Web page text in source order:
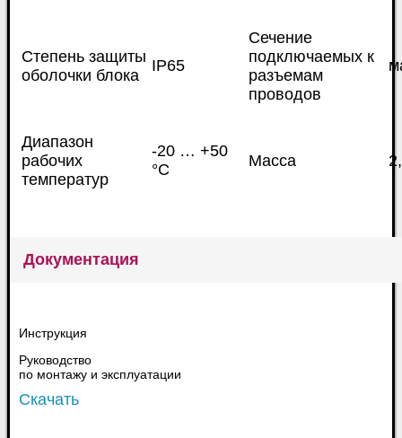
Степень защиты
оболочки блока
IP65
Сечение
подключаемых к
разъемам
проводов
Диапазон
рабочих
температур
-20 … +50
°С
Масса
Документация
Инструкция
Руководство
по монтажу и эксплуатации
Скачать